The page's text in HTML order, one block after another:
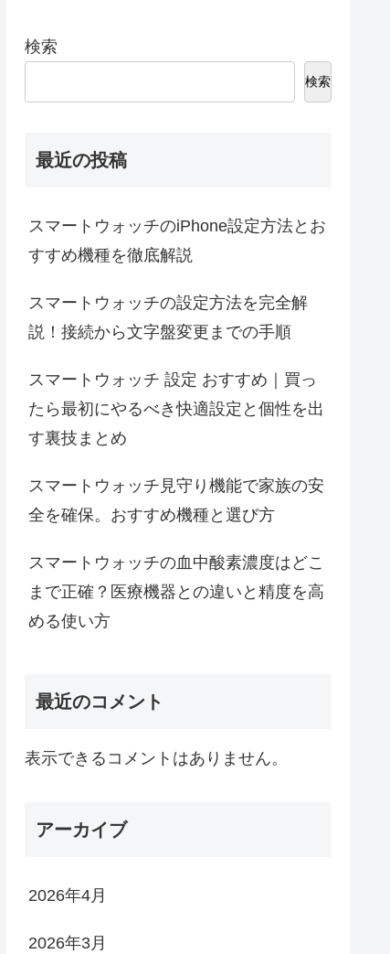
検索
検索
最近の投稿
スマートウォッチのiPhone設定方法とお
すすめ機種を徹底解説
スマートウォッチの設定方法を完全解
説！接続から文字盤変更までの手順
スマートウォッチ 設定 おすすめ｜買っ
たら最初にやるべき快適設定と個性を出
す裏技まとめ
スマートウォッチ見守り機能で家族の安
全を確保。おすすめ機種と選び方
スマートウォッチの血中酸素濃度はどこ
まで正確？医療機器との違いと精度を高
める使い方
最近のコメント
表示できるコメントはありません。
アーカイブ
2026年4月
2026年3月